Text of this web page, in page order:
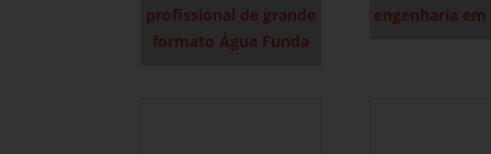
profissional de grande
formato Água Funda
engenharia em